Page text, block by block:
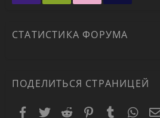
СТАТИСТИКА ФОРУМА
ПОДЕЛИТЬСЯ СТРАНИЦЕЙ
Facebook
TwitterReddit PinterestTumblr